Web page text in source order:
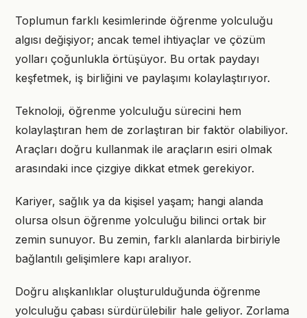
Toplumun farklı kesimlerinde öğrenme yolculuğu
algısı değişiyor; ancak temel ihtiyaçlar ve çözüm
yolları çoğunlukla örtüşüyor. Bu ortak paydayı
keşfetmek, iş birliğini ve paylaşımı kolaylaştırıyor.
Teknoloji, öğrenme yolculuğu sürecini hem
kolaylaştıran hem de zorlaştıran bir faktör olabiliyor.
Araçları doğru kullanmak ile araçların esiri olmak
arasındaki ince çizgiye dikkat etmek gerekiyor.
Kariyer, sağlık ya da kişisel yaşam; hangi alanda
olursa olsun öğrenme yolculuğu bilinci ortak bir
zemin sunuyor. Bu zemin, farklı alanlarda birbiriyle
bağlantılı gelişimlere kapı aralıyor.
Doğru alışkanlıklar oluşturulduğunda öğrenme
yolculuğu çabası sürdürülebilir hale geliyor. Zorlama